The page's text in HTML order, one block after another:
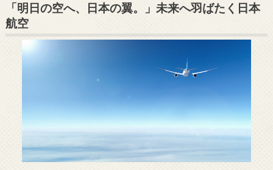
「明日の空へ、日本の翼。」未来へ羽ばたく日本
航空